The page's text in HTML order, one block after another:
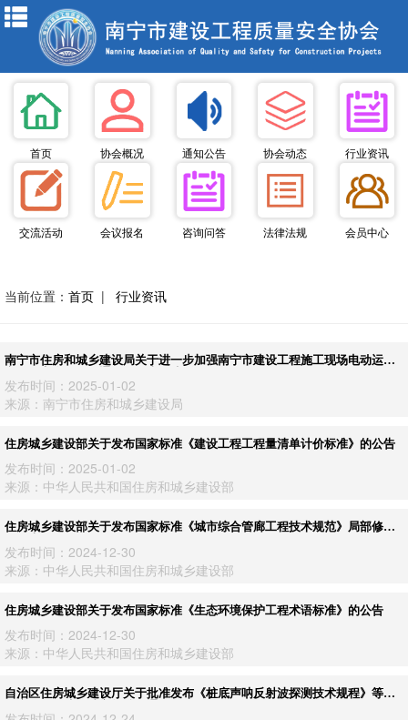
首页 协会概况 通知公告 协会动态 行业资讯
交流活动 会议报名 咨询问答 法律法规 会员中心
当前位置： 首页 | 行业资讯
南宁市住房和城乡建设局关于进一步加强南宁市建设工程施工现场电动运输
发布时间：2025-01-02
来源：南宁市住房和城乡建设局
住房城乡建设部关于发布国家标准《建设工程工程量清单计价标准》的公告
发布时间：2025-01-02
来源：中华人民共和国住房和城乡建设部
住房城乡建设部关于发布国家标准《城市综合管廊工程技术规范》局部修订
发布时间：2024-12-30
来源：中华人民共和国住房和城乡建设部
住房城乡建设部关于发布国家标准《生态环境保护工程术语标准》的公告
发布时间：2024-12-30
来源：中华人民共和国住房和城乡建设部
自治区住房城乡建设厅关于批准发布《桩底声呐反射波探测技术规程》等两